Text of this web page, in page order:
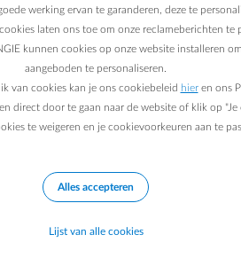
veel meer.
werking ervan te garanderen, deze te
laten ons toe om onze reclameberichten te
kunnen cookies op onze website installeren
aangeboden te personaliseren.
van cookies kan je ons cookiebeleid hieren ons
direct door te gaan naar de website of klik op
te weigeren en je cookievoorkeuren aan te
Alles accepteren
Lijst van alle cookies